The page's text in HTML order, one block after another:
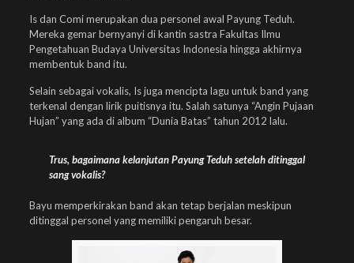
Is dan Comi merupakan dua personel awal Payung Teduh.
Mereka gemar bernyanyi di kantin sastra Fakultas Ilmu
Pengetahuan Budaya Universitas Indonesia hingga akhirnya
membentuk band itu.
Selain sebagai vokalis, Is juga mencipta lagu untuk band yang
terkenal dengan lirik puitisnya itu. Salah satunya “Angin Pujaan
Hujan” yang ada di album “Dunia Batas” tahun 2012 lalu.
Trus, bagaimana kelanjutan Payung Teduh setelah ditinggal
sang vokalis?
Bayu memperkirakan band akan tetap berjalan meskipun
ditinggal personel yang memiliki pengaruh besar.